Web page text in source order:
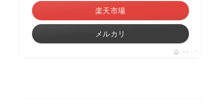
楽天市場
メルカリ
ポチップ